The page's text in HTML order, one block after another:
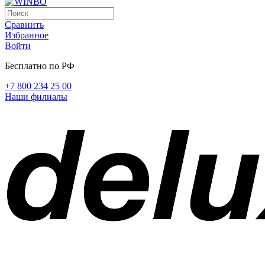
Сравнить
Избранное
Войти
Бесплатно по РФ
+7 800 234 25 00
Наши филиалы